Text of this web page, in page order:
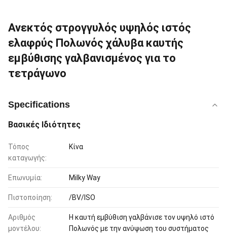
Ανεκτός στρογγυλός υψηλός ιστός
ελαφρύς Πολωνός χάλυβα καυτής
εμβύθισης γαλβανισμένος για το
τετράγωνο
Specifications
Βασικές Ιδιότητες
Τόπος
καταγωγής:
Κίνα
Επωνυμία: Milky Way
Πιστοποίηση: /BV/ISO
Αριθμός
μοντέλου:
Η καυτή εμβύθιση γαλβάνισε τον υψηλό ιστό
Πολωνός με την ανύψωση του συστήματος